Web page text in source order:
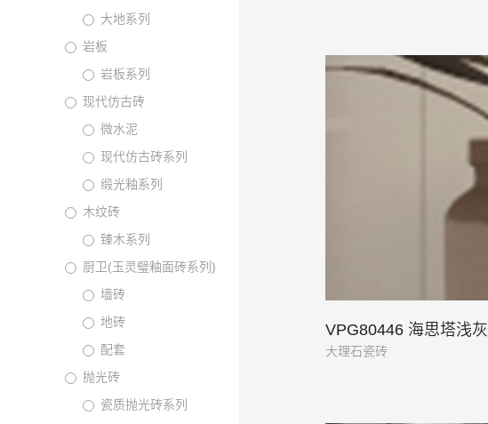
VPG80446 海思塔浅灰
大理石瓷砖
大地系列
岩板
岩板系列
现代仿古砖
微水泥
现代仿古砖系列
缎光釉系列
木纹砖
臻木系列
厨卫(玉灵璧釉面砖系列)
墙砖
地砖
配套
抛光砖
瓷质抛光砖系列